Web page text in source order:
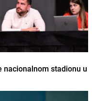
nacionalnom stadionu u